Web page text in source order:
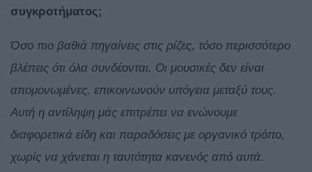
συγκροτήματος;
Όσο πιο βαθιά πηγαίνεις στις ρίζες, τόσο περισσότερο
βλέπεις ότι όλα συνδέονται. Οι μουσικές δεν είναι
απομονωμένες, επικοινωνούν υπόγεια μεταξύ τους.
Αυτή η αντίληψη μάς επιτρέπει να ενώνουμε
διαφορετικά είδη και παραδόσεις με οργανικό τρόπο,
χωρίς να χάνεται η ταυτότητα κανενός από αυτά.